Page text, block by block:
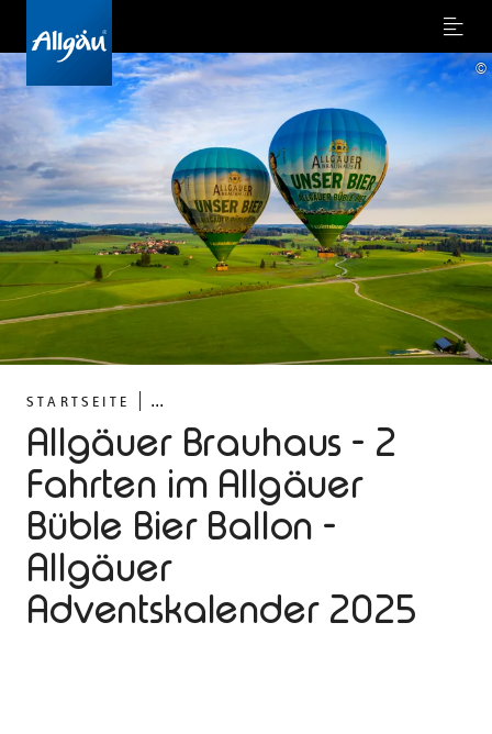
Menu
STARTSEITE ...
Allgäuer Brauhaus - 2
Fahrten im Allgäuer
Büble Bier Ballon -
Allgäuer
Adventskalender 2025
©